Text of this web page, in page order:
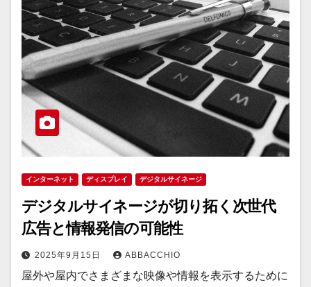
インターネット ディスプレイ デジタルサイネージ
デジタルサイネージが切り拓く次世代
広告と情報発信の可能性
2025年9月15日 ABBACCHIO
屋外や屋内でさまざまな映像や情報を表示するために